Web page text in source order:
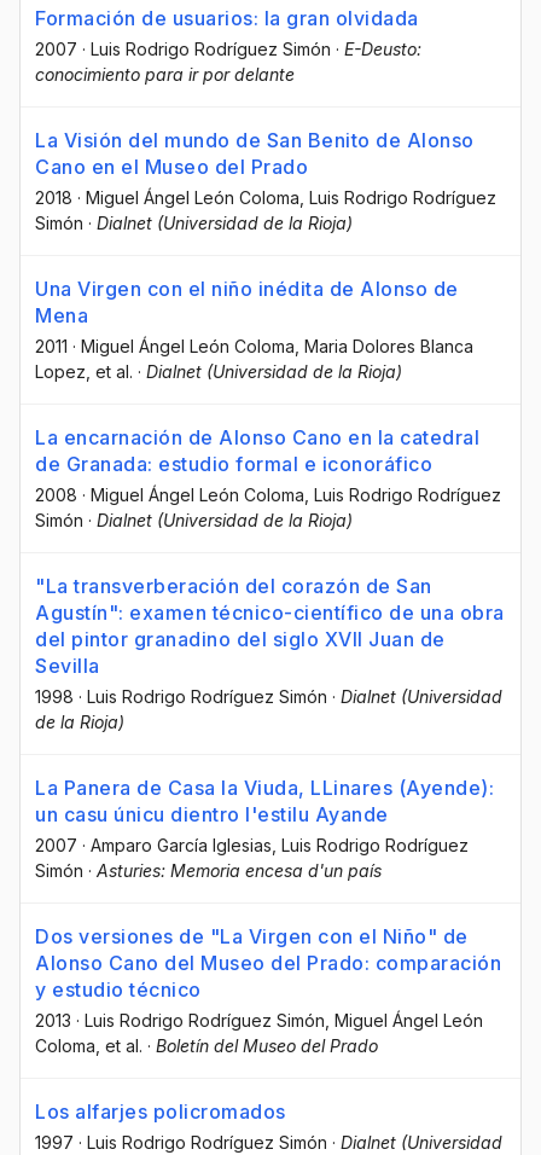
Formación de usuarios: la gran olvidada
2007 · Luis Rodrigo Rodríguez Simón · E-Deusto:
conocimiento para ir por delante
La Visión del mundo de San Benito de Alonso
Cano en el Museo del Prado
2018 · Miguel Ángel León Coloma , Luis Rodrigo Rodríguez
Simón · Dialnet (Universidad de la Rioja)
Una Virgen con el niño inédita de Alonso de
Mena
2011 · Miguel Ángel León Coloma , Maria Dolores Blanca
Lopez , et al. · Dialnet (Universidad de la Rioja)
La encarnación de Alonso Cano en la catedral
de Granada: estudio formal e iconoráfico
2008 · Miguel Ángel León Coloma , Luis Rodrigo Rodríguez
Simón · Dialnet (Universidad de la Rioja)
"La transverberación del corazón de San
Agustín": examen técnico-científico de una obra
del pintor granadino del siglo XVII Juan de
Sevilla
1998 · Luis Rodrigo Rodríguez Simón · Dialnet (Universidad
de la Rioja)
La Panera de Casa la Viuda, LLinares (Ayende):
un casu únicu dientro l'estilu Ayande
2007 · Amparo García Iglesias , Luis Rodrigo Rodríguez
Simón · Asturies: Memoria encesa d'un país
Dos versiones de "La Virgen con el Niño" de
Alonso Cano del Museo del Prado: comparación
y estudio técnico
2013 · Luis Rodrigo Rodríguez Simón , Miguel Ángel León
Coloma , et al. · Boletín del Museo del Prado
Los alfarjes policromados
1997 · Luis Rodrigo Rodríguez Simón · Dialnet (Universidad